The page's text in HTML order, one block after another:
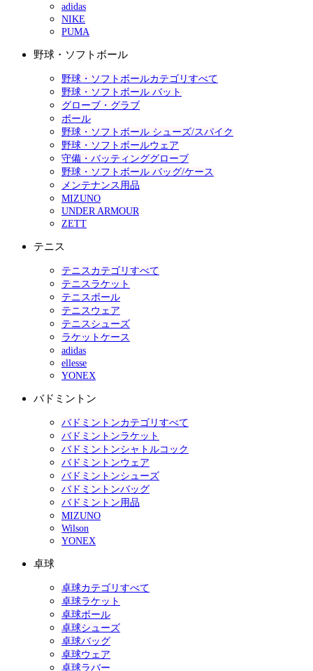
adidas
NIKE
PUMA
野球・ソフトボール
野球・ソフトボールカテゴリすべて
野球・ソフトボール バット
グローブ・グラブ
ボール
野球・ソフトボール シューズ/スパイク
野球・ソフトボールウェア
守備・バッティンググローブ
野球・ソフトボール バッグ/ケース
メンテナンス用品
MIZUNO
UNDER ARMOUR
ZETT
テニス
テニスカテゴリすべて
テニスラケット
テニスボール
テニスウェア
テニスシューズ
ラケットケース
adidas
ellesse
YONEX
バドミントン
バドミントンカテゴリすべて
バドミントンラケット
バドミントンシャトルコック
バドミントンウェア
バドミントンシューズ
バドミントンバッグ
バドミントン用品
MIZUNO
Wilson
YONEX
卓球
卓球カテゴリすべて
卓球ラケット
卓球ボール
卓球シューズ
卓球バッグ
卓球ウェア
卓球ラバー